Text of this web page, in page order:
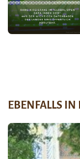
EBENFALLS IN